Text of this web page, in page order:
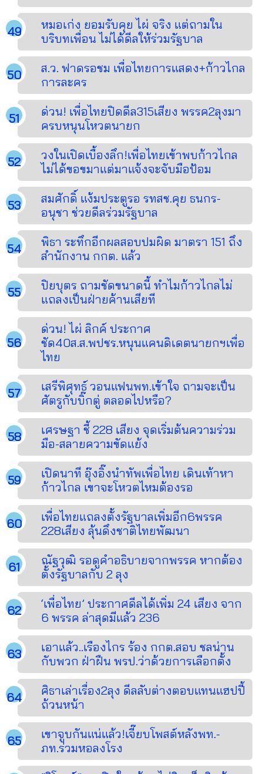
หมอเก่ง ยอมรับคุย ไผ่ จริง แต่ถามใน
บริบทเพื่อน ไม่ได้ดีลให้ร่วมรัฐบาล
ส.ว. ฟาดรอชม เพื่อไทยการแสดง+ก้าวไกล
การละคร
ด่วน! เพื่อไทยปิดดีล315เสียง พรรค2ลุงมา
ครบหนุนโหวตนายก
วงในเปิดเบื้องลึก!เพื่อไทยเข้าพบก้าวไกล
ไม่ได้ขอขมาแต่มาแจ้งจะจับมือป้อม
สมศักดิ์ แง้มประตูรอ รทสช.คุย ธนกร-
อนุชา ช่วยดีลร่วมรัฐบาล
พิธา ระทึกอีกผลสอบปมผิด มาตรา 151 ถึง
สำนักงาน กกต. แล้ว
ปิยบุตร ถามชัดขนาดนี้ ทำไมก้าวไกลไม่
แถลงเป็นฝ่ายค้านเสียที
ด่วน! ไผ่ ลิกค์ ประกาศ
ชัด40ส.ส.พปชร.หนุนแคนดิเดตนายกฯเพื่อ
ไทย
เสรีพิศุทธ์ วอนแฟนพท.เข้าใจ ถามจะเป็น
ศัตรูกับบิ๊กตู่ ตลอดไปหรือ?
เศรษฐา ชี้ 228 เสียง จุดเริ่มต้นความร่วม
มือ-สลายความขัดแย้ง
เปิดนาที อุ๊งอิ๊งนำทัพเพื่อไทย เดินเท้าหา
ก้าวไกล เขาจะโหวตไหมต้องรอ
เพื่อไทยแถลงตั้งรัฐบาลเพิ่มอีก6พรรค
228เสียง ลุ้นดึงชาติไทยพัฒนา
ณัฐวุฒิ รอดูคำอธิบายจากพรรค หากต้อง
ตั้งรัฐบาลกับ 2 ลุง
‘เพื่อไทย’ ประกาศดีลได้เพิ่ม 24 เสียง จาก
6 พรรค ล่าสุดมีแล้ว 236
เอาแล้ว..เรืองไกร ร้อง กกต.สอบ ชลน่าน
กับพวก ฝ่าฝืน พรป.ว่าด้วยการเลือกตั้ง
ศิธาเล่าเรื่อง2ลุง ดีลลับต่างตอบแทนแฮปปี้
ถ้วนหน้า
เขาจูบกันแน่แล้ว!เจี๊ยบโพสต์หลังพท.-
ภท.ร่วมหอลงโรง